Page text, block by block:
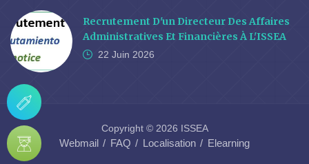
Recrutement D'un Directeur Des Affaires
Administratives Et Financières À L'ISSEA
22 Juin 2026
Copyright © 2026 ISSEA
Webmail FAQ Localisation Elearning